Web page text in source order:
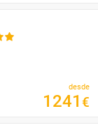
desde
1241 €